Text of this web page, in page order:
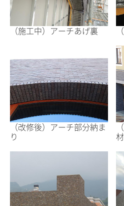
（施工中）アーチあげ裏
（改修後）アーチ部分納ま
り